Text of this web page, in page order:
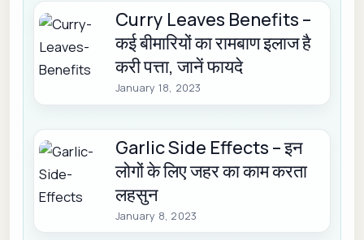
Curry Leaves Benefits –
कई बीमारियों का रामबाण इलाज है
करी पत्ता, जानें फायदे
January 18, 2023
Garlic Side Effects – इन
लोगों के लिए जहर का काम करता
लहसुन
January 8, 2023